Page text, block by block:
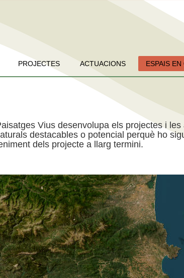
PROJECTES ACTUACIONS ESPAIS
Vius desenvolupa els projectes i les
destacables o potencial perquè ho
dels projecte a llarg termini.